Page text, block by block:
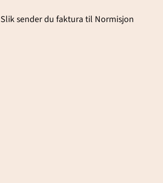
Slik sender du faktura til Normisjon